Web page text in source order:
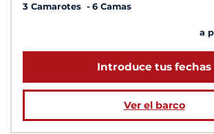
3 Camarotes
6 Camas
a
Introduce tus fechas
Ver el barco